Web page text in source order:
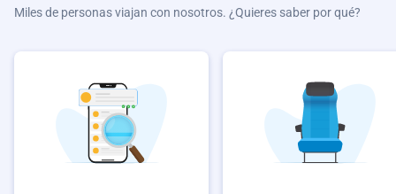
Miles de personas viajan con nosotros. ¿Quieres saber por qué?